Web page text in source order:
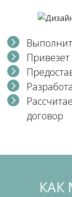
договор
КАК